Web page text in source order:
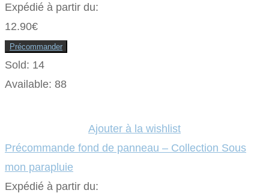
Expédié à partir du:
12.90€
Précommander
Sold: 14
Available: 88
Ajouter à la wishlist
Précommande fond de panneau – Collection Sous
mon parapluie
Expédié à partir du: